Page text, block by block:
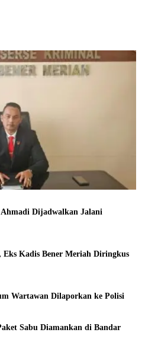
Dijadwalkan Jalani
Eks Kadis Bener Meriah Diringkus
Wartawan Dilaporkan ke Polisi
Sabu Diamankan di Bandar